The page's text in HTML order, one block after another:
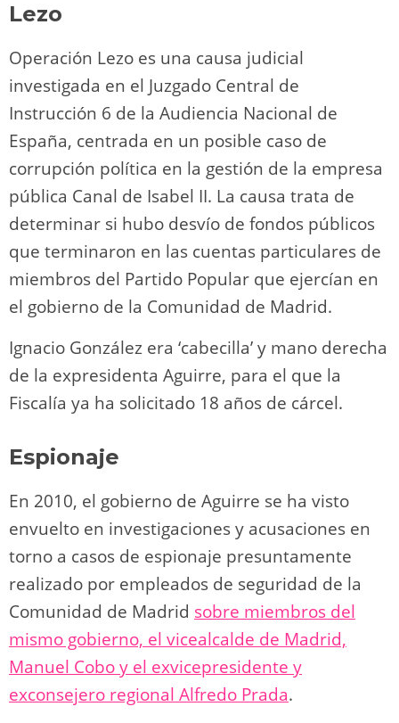
Lezo
Operación Lezo es una causa judicial
investigada en el Juzgado Central de
Instrucción 6 de la Audiencia Nacional de
España, centrada en un posible caso de
corrupción política en la gestión de la empresa
pública Canal de Isabel II. La causa trata de
determinar si hubo desvío de fondos públicos
que terminaron en las cuentas particulares de
miembros del Partido Popular que ejercían en
el gobierno de la Comunidad de Madrid.
Ignacio González era ‘cabecilla’ y mano derecha
de la expresidenta Aguirre, para el que la
Fiscalía ya ha solicitado 18 años de cárcel.
Espionaje
En 2010, el gobierno de Aguirre se ha visto
envuelto en investigaciones y acusaciones en
torno a casos de espionaje presuntamente
realizado por empleados de seguridad de la
Comunidad de Madrid sobre miembros del
mismo gobierno, el vicealcalde de Madrid,
Manuel Cobo y el exvicepresidente y
exconsejero regional Alfredo Prada.​